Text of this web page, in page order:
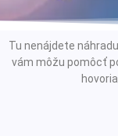
Tu nenájdete
vám môžu pomôcť